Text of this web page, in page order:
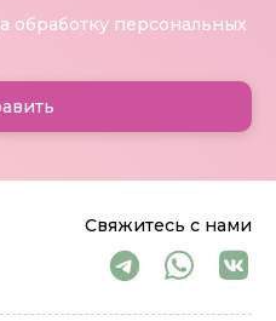
Свяжитесь с нами
обработку персональных